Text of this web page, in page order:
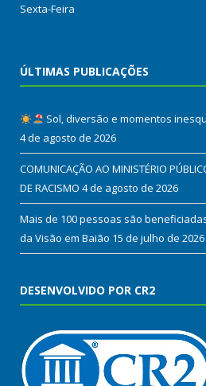
Sexta-Feira
ÚLTIMAS PUBLICAÇÕES
Sol, diversão e momentos
4 de agosto de 2026
COMUNICAÇÃO AO MINISTÉRIO
DE RACISMO 4 de agosto de 2026
Mais de 100 pessoas são
da Visão em Baião 15 de julho de 2026
DESENVOLVIDO POR CR2